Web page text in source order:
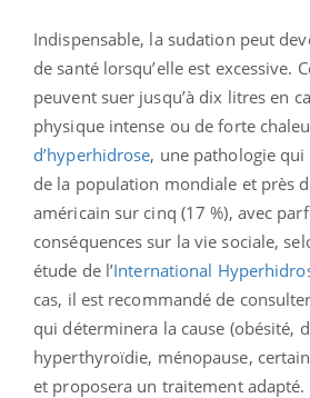
Indispensable, la sudation peut
de santé lorsqu’elle est excessive.
peuvent suer jusqu’à dix litres en
physique intense ou de forte
d’hyperhidrose, une pathologie
de la population mondiale et près
américain sur cinq (17 %), avec
conséquences sur la vie sociale,
étude de l’International
cas, il est recommandé de
qui déterminera la cause (obésité,
hyperthyroïdie, ménopause,
et proposera un traitement adapté.